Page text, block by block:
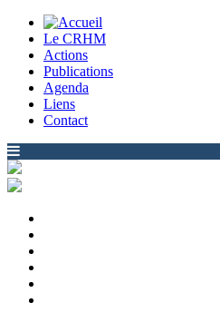
Le CRHM
Actions
Publications
Agenda
Liens
Contact